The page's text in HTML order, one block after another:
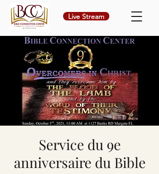
Live Stream
Service du 9e
anniversaire du Bible